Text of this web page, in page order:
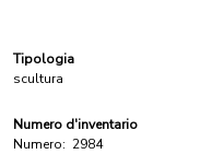
Tipologia
scultura
Numero d'inventario
Numero: 2984